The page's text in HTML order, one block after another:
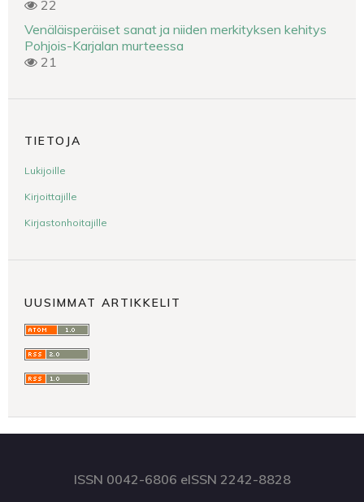
22
Venäläisperäiset sanat ja niiden merkityksen kehitys
Pohjois-Karjalan murteessa
21
TIETOJA
Lukijoille
Kirjoittajille
Kirjastonhoitajille
UUSIMMAT ARTIKKELIT
ISSN 0042-6806 eISSN 2242-8828